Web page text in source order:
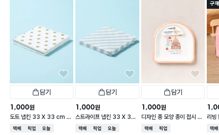
담기
1,000원
도트 냅킨 33 X 33 cm 1
5매입
택배배송매장픽업오늘배송
담기
1,000원
스트라이프 냅킨 33 X 33
cm 15매입
택배배송매장픽업오늘배송
담기
1,000원
디자인 종 모양 종이 접시 18
cm 10개입
택배배송매장픽업
구
리빙
0매
택배